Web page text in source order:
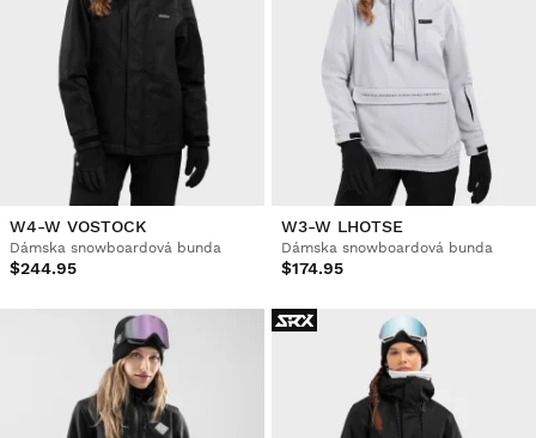
W4-W VOSTOCK
Dámska snowboardová bunda
$244.95
W3-W LHOTSE
Dámska snowboardová bunda
$174.95